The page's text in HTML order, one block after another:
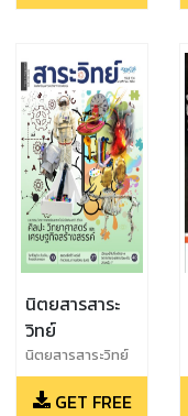
นิตยสารสาระ
วิทย์
นิตยสารสาระวิทย์
ฉบับที่ 104
พฤศจิกายน 2564
GET FREE